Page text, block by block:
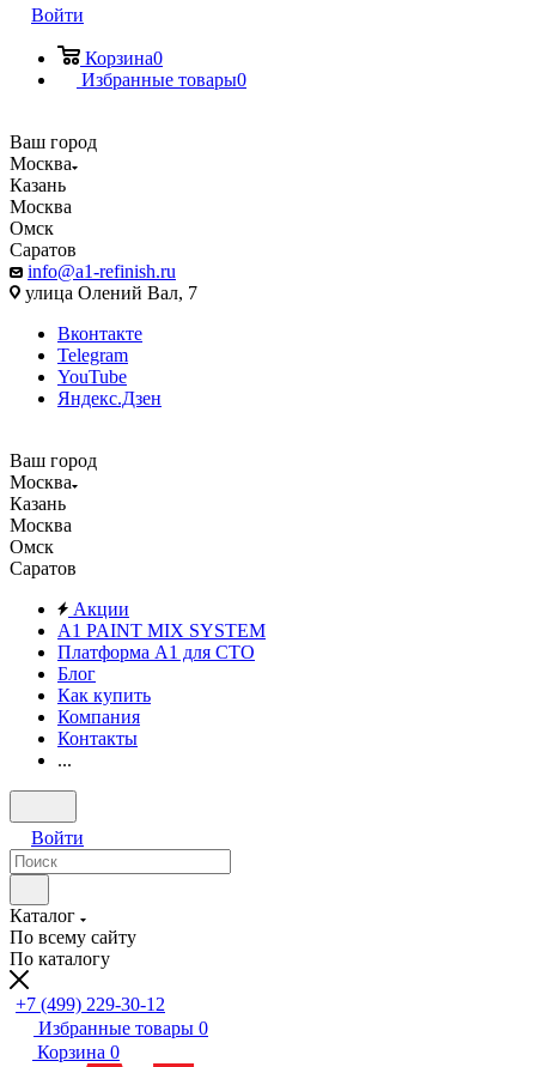
Войти
Корзина0
Избранные товары0
Ваш город
Москва
Казань
Москва
Омск
Саратов
info@a1-refinish.ru
улица Олений Вал, 7
Вконтакте
Telegram
YouTube
Яндекс.Дзен
Ваш город
Москва
Казань
Москва
Омск
Саратов
Акции
A1 PAINT MIX SYSTEM
Платформа А1 для СТО
Блог
Как купить
Компания
Контакты
...
Войти
Каталог
По всему сайту
По каталогу
+7 (499) 229-30-12
Избранные товары 0
Корзина 0